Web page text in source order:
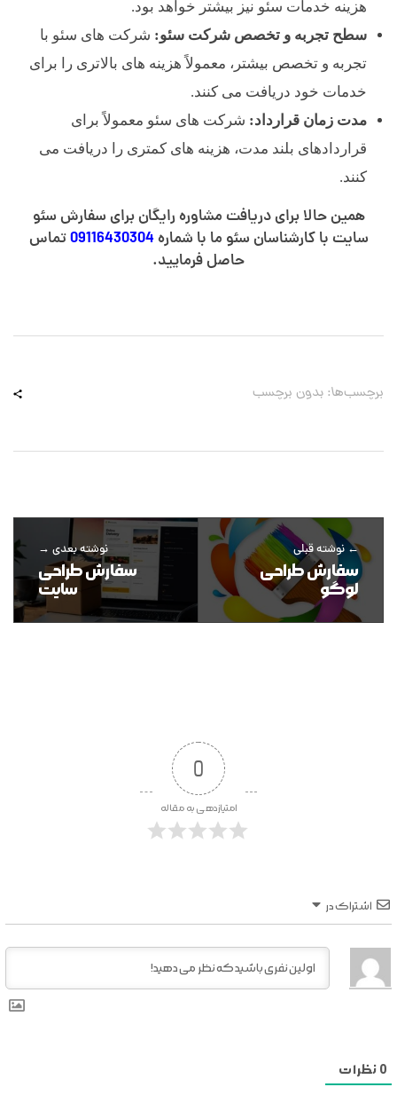
هزینه خدمات سئو نیز بیشتر خواهد بود.
سطح تجربه و تخصص شرکت سئو: شرکت های سئو با
تجربه و تخصص بیشتر، معمولاً هزینه های بالاتری را برای
خدمات خود دریافت می کنند.
مدت زمان قرارداد: شرکت های سئو معمولاً برای
قراردادهای بلند مدت، هزینه های کمتری را دریافت می
کنند.
همین حالا برای دریافت مشاوره رایگان برای سفارش سئو
سایت با کارشناسان سئو ما با شماره 09116430304تماس
حاصل فرمایید.
برچسب‌ها: بدون برچسب
نوشته قبلی
سفارش طراحی
لوگو
نوشته بعدی
سفارش طراحی
سایت
0
امتیازدهی به مقاله
اشتراک در
0 نظرات